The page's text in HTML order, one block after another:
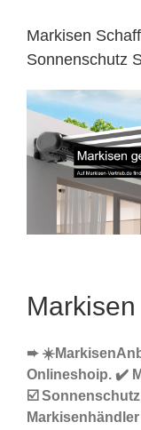
Markisen
Sonnenschutz
➨
Onlineshoip. ✔️
☑️